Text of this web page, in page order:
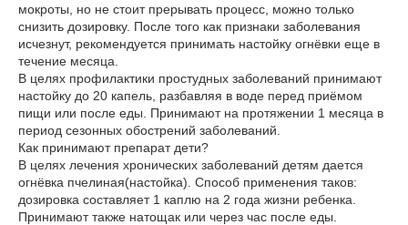
мокроты, но не стоит прерывать процесс, можно только
снизить дозировку. После того как признаки заболевания
исчезнут, рекомендуется принимать настойку огнёвки еще в
течение месяца.
В целях профилактики простудных заболеваний принимают
настойку до 20 капель, разбавляя в воде перед приёмом
пищи или после еды. Принимают на протяжении 1 месяца в
период сезонных обострений заболеваний.
Как принимают препарат дети?
В целях лечения хронических заболеваний детям дается
огнёвка пчелиная(настойка). Способ применения таков:
дозировка составляет 1 каплю на 2 года жизни ребенка.
Принимают также натощак или через час после еды.